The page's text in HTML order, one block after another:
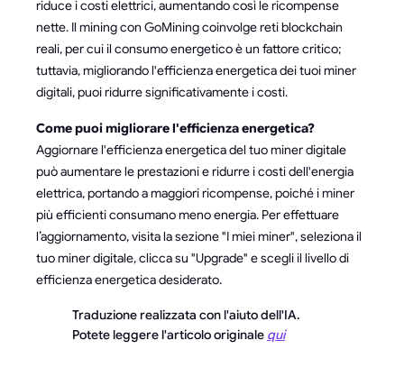
riduce i costi elettrici, aumentando così le ricompense
nette. Il mining con GoMining coinvolge reti blockchain
reali, per cui il consumo energetico è un fattore critico;
tuttavia, migliorando l'efficienza energetica dei tuoi miner
digitali, puoi ridurre significativamente i costi.
Come puoi migliorare l'efficienza energetica?
Aggiornare l'efficienza energetica del tuo miner digitale
può aumentare le prestazioni e ridurre i costi dell'energia
elettrica, portando a maggiori ricompense, poiché i miner
più efficienti consumano meno energia. Per effettuare
l’aggiornamento, visita la sezione "I miei miner", seleziona il
tuo miner digitale, clicca su "Upgrade" e scegli il livello di
efficienza energetica desiderato.
Traduzione realizzata con l'aiuto dell'IA.
Potete leggere l'articolo originale qui